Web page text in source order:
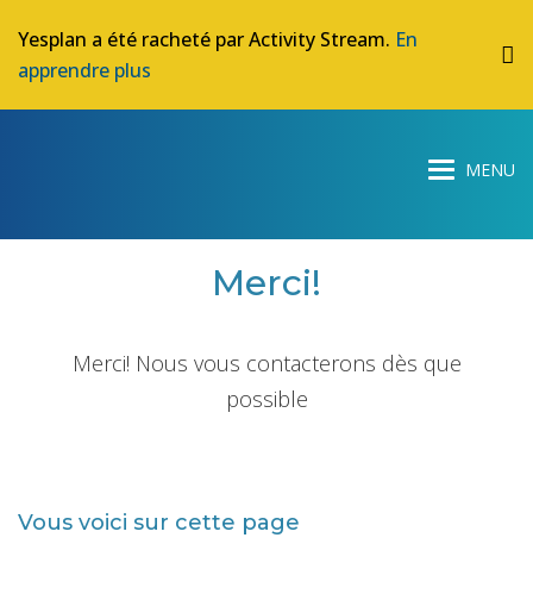
Yesplan a été racheté par Activity Stream. En
apprendre plus
Merci!
Merci! Nous vous contacterons dès que
possible
Vous voici sur cette page